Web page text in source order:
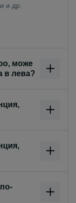
и др.
може
в лева?